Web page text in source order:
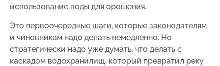
использование воды для орошения.
Это первоочередные шаги, которые законодателям
и чиновникам надо делать немедленно. Но
стратегически надо уже думать, что делать с
каскадом водохранилищ, который превратил реку